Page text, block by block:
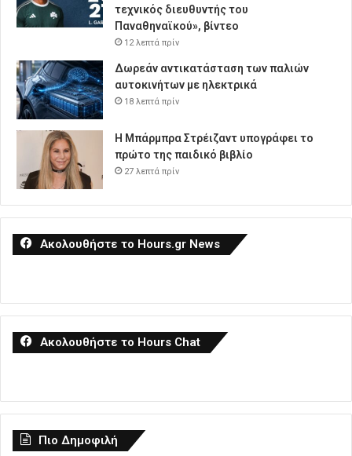
τεχνικός διευθυντής του
Παναθηναϊκού», βίντεο
12 λεπτά πρίν
Δωρεάν αντικατάσταση των παλιών
αυτοκινήτων με ηλεκτρικά
18 λεπτά πρίν
Η Μπάρμπρα Στρέιζαντ υπογράφει το
πρώτο της παιδικό βιβλίο
27 λεπτά πρίν
Ακολουθήστε το Hours.gr News
Ακολουθήστε το Hours Chat
Πιο Δημοφιλή